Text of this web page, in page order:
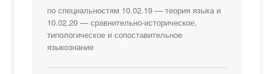
по специальностям 10.02.19 — теория языка и
10.02.20 — сравнительно-историческое,
типологическое и сопоставительное
языкознание